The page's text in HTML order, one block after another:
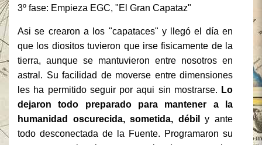
3º fase: Empieza EGC, "El Gran Capataz"
Asi se crearon a los "capataces" y llegó el día en
que los diositos tuvieron que irse fisicamente de la
tierra, aunque se mantuvieron entre nosotros en
astral. Su facilidad de moverse entre dimensiones
les ha permitido seguir por aqui sin mostrarse. Lo
dejaron todo preparado para mantener a la
humanidad oscurecida, sometida, débily ante
todo desconectada de la Fuente. Programaron su